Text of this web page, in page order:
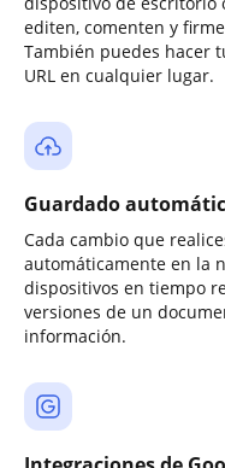
editen, comenten y
También puedes hacer
URL en cualquier lugar.
Guardado
Cada cambio que
automáticamente en la
dispositivos en tiempo
versiones de un
información.